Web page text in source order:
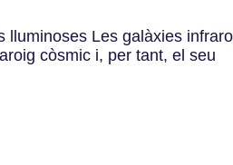
lluminoses Les galàxies
còsmic i, per tant, el seu